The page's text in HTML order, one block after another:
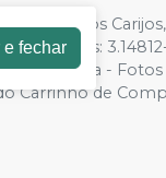
51| Rua dos
e Segurança -
Carrinho de
fechar